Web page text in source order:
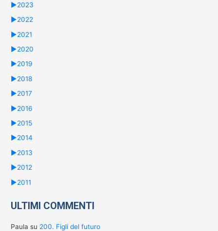
►2023
►2022
►2021
►2020
►2019
►2018
►2017
►2016
►2015
►2014
►2013
►2012
►2011
ULTIMI COMMENTI
Paula su 200. Figli del futuro